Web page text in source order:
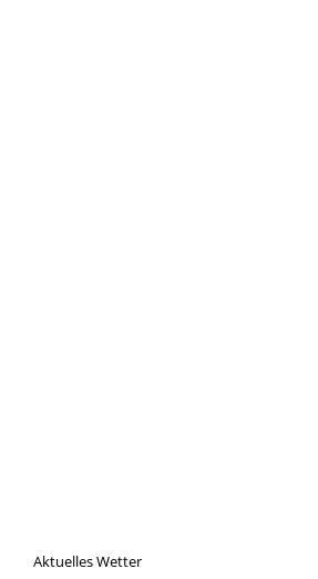
Aktuelles Wetter